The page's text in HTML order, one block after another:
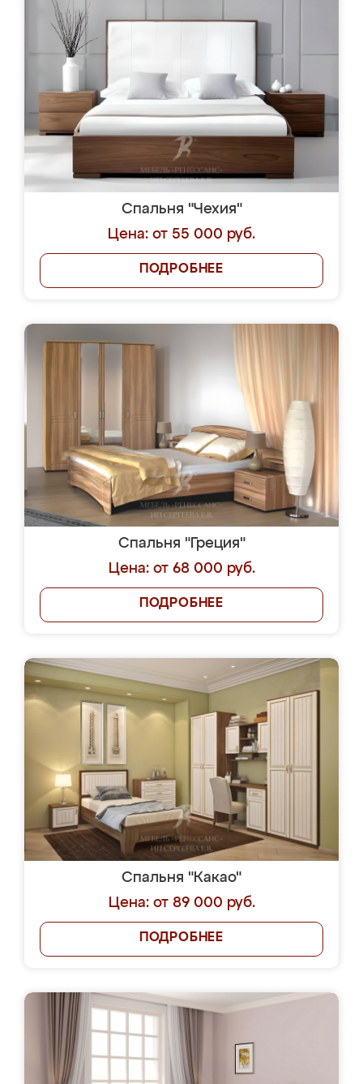
Спальня "Чехия"
Цена: от 55 000 руб.
ПОДРОБНЕЕ
Спальня "Греция"
Цена: от 68 000 руб.
ПОДРОБНЕЕ
Спальня "Какао"
Цена: от 89 000 руб.
ПОДРОБНЕЕ